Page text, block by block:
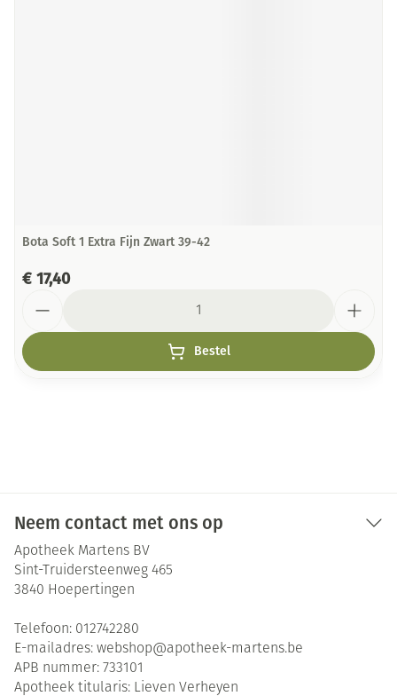
Bota Soft 1 Extra Fijn Zwart 39-42
€ 17,40
Bestel
Neem contact met ons op
Apotheek Martens BV
Sint-Truidersteenweg 465
3840 Hoepertingen
Telefoon: 012742280
E-mailadres: webshop@apotheek-martens.be
APB nummer: 733101
Apotheek titularis: Lieven Verheyen